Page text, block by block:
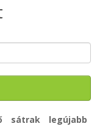
sátrak legújabb